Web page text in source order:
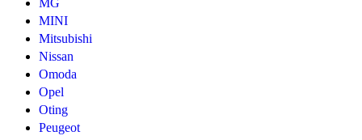
MG
MINI
Mitsubishi
Nissan
Omoda
Opel
Oting
Peugeot